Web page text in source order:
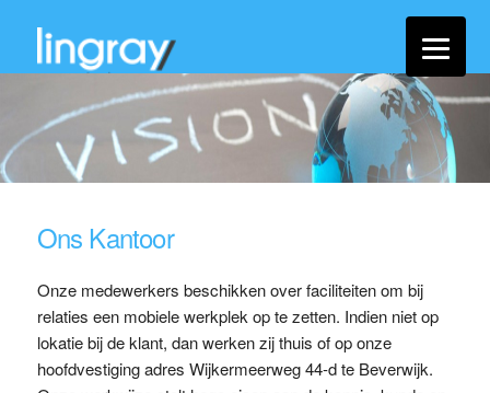
Ons Kantoor
Onze medewerkers beschikken over faciliteiten om bij
relaties een mobiele werkplek op te zetten. Indien niet op
lokatie bij de klant, dan werken zij thuis of op onze
hoofdvestiging adres Wijkermeerweg 44-d te Beverwijk.